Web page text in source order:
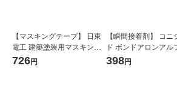
【マスキングテープ】 日東
電工 建築塗装用マスキング
テープ 白 幅15mm×長さ18m
726円
【瞬間接着剤】 コニ
ド ボンドアロンアル
般用瞬間 #31204 1本
398円